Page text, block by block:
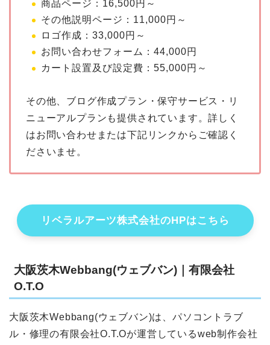
商品ページ：16,500円～
その他説明ページ：11,000円～
ロゴ作成：33,000円～
お問い合わせフォーム：44,000円
カート設置及び設定費：55,000円～
その他、ブログ作成プラン・保守サービス・リ
ニューアルプランも提供されています。詳しく
はお問い合わせまたは下記リンクからご確認く
ださいませ。
リベラルアーツ株式会社のHPはこちら
大阪茨木Webbang(ウェブバン)｜有限会社
O.T.O
大阪茨木Webbang(ウェブバン)は、パソコントラブ
ル・修理の有限会社O.T.Oが運営しているweb制作会社